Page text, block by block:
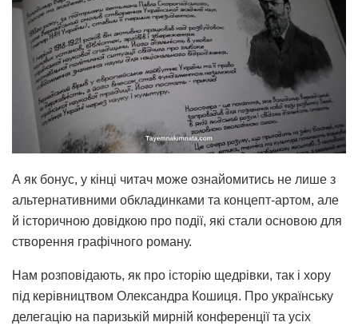
А як бонус, у кінці читач може ознайомитись не лише з
альтернативними обкладинками та концепт-артом, але
й історичною довідкою про події, які стали основою для
створення графічного роману.
Нам розповідають, як про історію щедрівки, так і хору
під керівництвом Олександра Кошиця. Про українську
делегацію на паризькій мирній конференції та усіх